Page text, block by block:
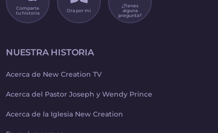
Comparte
tu historia
Ora por mí
¿Tienes
alguna
pregunta?
NUESTRA HISTORIA
Acerca de New Creation TV
Acerca del Pastor Joseph y Wendy Prince
Acerca de la Iglesia New Creation